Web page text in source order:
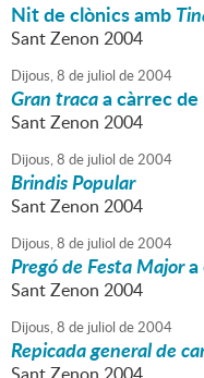
Nit de clònics amb
Sant Zenon 2004
Dijous,8 de juliol de2004
Gran tracaa càrrec
Sant Zenon 2004
Dijous,8 de juliol de2004
Brindis Popular
Sant Zenon 2004
Dijous,8 de juliol de2004
Pregó de Festa Majora
Sant Zenon 2004
Dijous,8 de juliol de2004
Repicada general de